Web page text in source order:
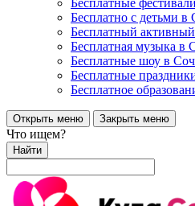
Бесплатные
Бесплатно с детьми в
Бесплатный
Бесплатная музыка в
Бесплатные шоу в
Бесплатные
Бесплатное
Открыть меню Закрыть меню
Что ищем?
Найти